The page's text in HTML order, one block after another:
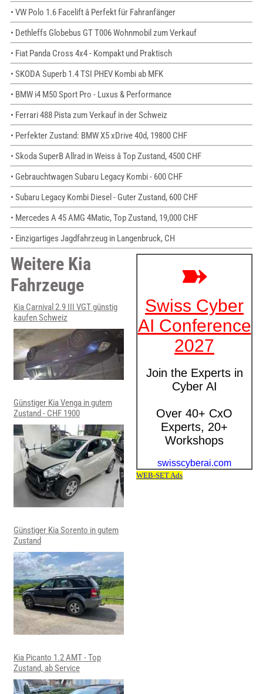
• VW Polo 1.6 Facelift â Perfekt für Fahranfänger
• Dethleffs Globebus GT T006 Wohnmobil zum Verkauf
• Fiat Panda Cross 4x4 - Kompakt und Praktisch
• SKODA Superb 1.4 TSI PHEV Kombi ab MFK
• BMW i4 M50 Sport Pro - Luxus & Performance
• Ferrari 488 Pista zum Verkauf in der Schweiz
• Perfekter Zustand: BMW X5 xDrive 40d, 19800 CHF
• Skoda SuperB Allrad in Weiss â Top Zustand, 4500 CHF
• Gebrauchtwagen Subaru Legacy Kombi - 600 CHF
• Subaru Legacy Kombi Diesel - Guter Zustand, 600 CHF
• Mercedes A 45 AMG 4Matic, Top Zustand, 19,000 CHF
• Einzigartiges Jagdfahrzeug in Langenbruck, CH
Weitere Kia
Fahrzeuge
Kia Carnival 2.9 III VGT günstig
kaufen Schweiz
Günstiger Kia Venga in gutem
Zustand - CHF 1900
Günstiger Kia Sorento in gutem
Zustand
Kia Picanto 1.2 AMT - Top
Zustand, ab Service